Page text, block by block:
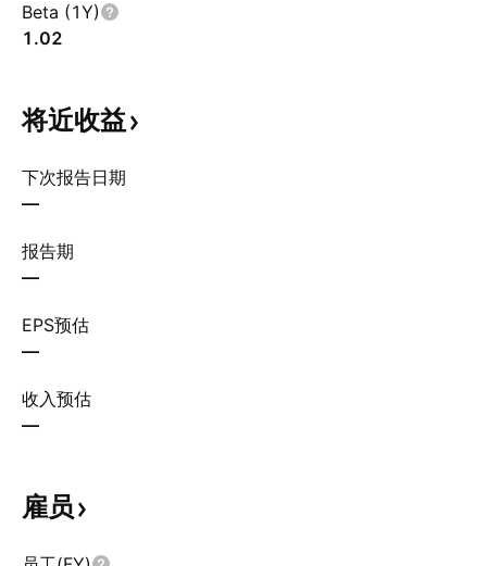
Beta (1Y)
1.02
将近收益
下次报告日期
—
报告期
—
EPS预估
—
收入预估
—
雇员